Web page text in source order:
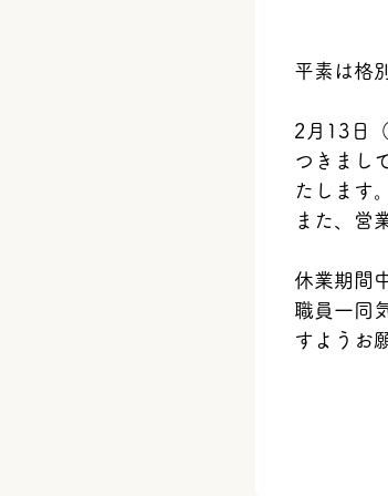
平素は格
2月13日
つきまし
たします。
また、営
休業期間
職員一同
すようお